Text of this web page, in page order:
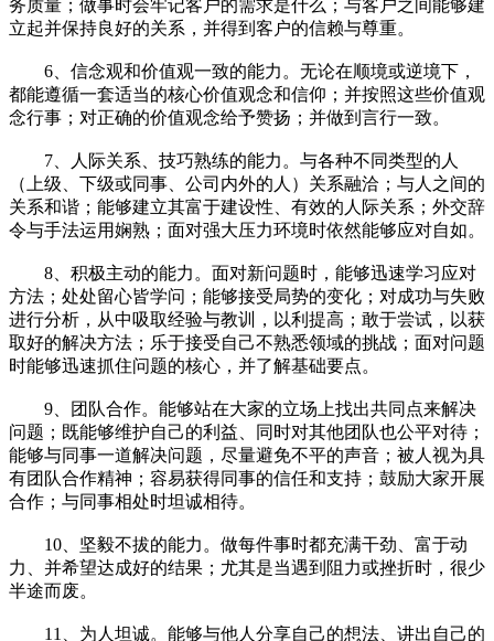
务质量；做事时会牢记客户的需求是什么；与客户之间能够建
立起并保持良好的关系，并得到客户的信赖与尊重。
6、信念观和价值观一致的能力。无论在顺境或逆境下，
都能遵循一套适当的核心价值观念和信仰；并按照这些价值观
念行事；对正确的价值观念给予赞扬；并做到言行一致。
7、人际关系、技巧熟练的能力。与各种不同类型的人
（上级、下级或同事、公司内外的人）关系融洽；与人之间的
关系和谐；能够建立其富于建设性、有效的人际关系；外交辞
令与手法运用娴熟；面对强大压力环境时依然能够应对自如。
8、积极主动的能力。面对新问题时，能够迅速学习应对
方法；处处留心皆学问；能够接受局势的变化；对成功与失败
进行分析，从中吸取经验与教训，以利提高；敢于尝试，以获
取好的解决方法；乐于接受自己不熟悉领域的挑战；面对问题
时能够迅速抓住问题的核心，并了解基础要点。
9、团队合作。能够站在大家的立场上找出共同点来解决
问题；既能够维护自己的利益、同时对其他团队也公平对待；
能够与同事一道解决问题，尽量避免不平的声音；被人视为具
有团队合作精神；容易获得同事的信任和支持；鼓励大家开展
合作；与同事相处时坦诚相待。
10、坚毅不拔的能力。做每件事时都充满干劲、富于动
力、并希望达成好的结果；尤其是当遇到阻力或挫折时，很少
半途而废。
11、为人坦诚。能够与他人分享自己的想法、讲出自己的